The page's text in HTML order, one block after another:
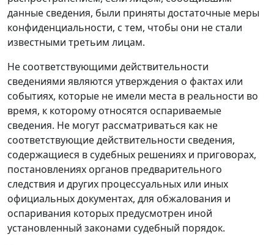
данные сведения, были приняты достаточные меры
конфиденциальности, с тем, чтобы они не стали
известными третьим лицам.
Не соответствующими действительности
сведениями являются утверждения о фактах или
событиях, которые не имели места в реальности во
время, к которому относятся оспариваемые
сведения. Не могут рассматриваться как не
соответствующие действительности сведения,
содержащиеся в судебных решениях и приговорах,
постановлениях органов предварительного
следствия и других процессуальных или иных
официальных документах, для обжалования и
оспаривания которых предусмотрен иной
установленный законами судебный порядок.